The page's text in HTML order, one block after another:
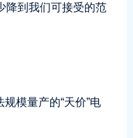
降到我们可接受的范
模量产的“天价”电